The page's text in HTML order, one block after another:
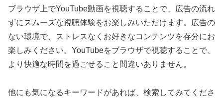
ブラウザ上でYouTube動画を視聴することで、広告の流れ
ずにスムーズな視聴体験をお楽しみいただけます。広告の
ない環境で、ストレスなくお好きなコンテンツを存分にお
楽しみください。YouTubeをブラウザで視聴することで、
より快適な時間を過ごせること間違いありません。
他にも気になるキーワードがあれば、検索してみてくださ